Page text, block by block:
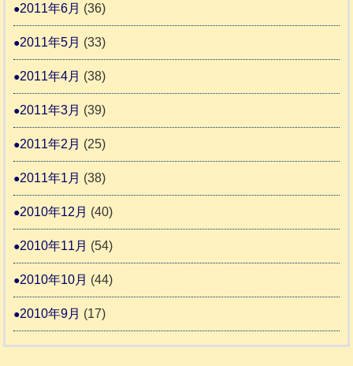
2011年6月 (36)
2011年5月 (33)
2011年4月 (38)
2011年3月 (39)
2011年2月 (25)
2011年1月 (38)
2010年12月 (40)
2010年11月 (54)
2010年10月 (44)
2010年9月 (17)